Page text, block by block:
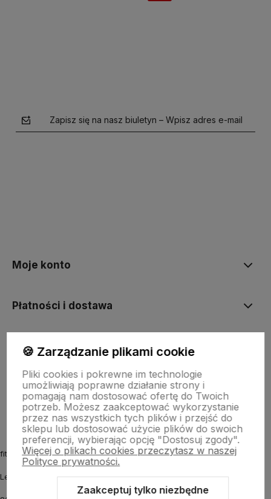
Zapisz się na nasz biuletyn – Wpisz adres e-mail
Moje konto
Płatności i dostawa
Informacje
O nas
fitmyhorse.pl Sklep jeździecki
Letnia 12
🍪 Zarządzanie plikami cookie
Pliki cookies i pokrewne im technologie
umożliwiają poprawne działanie strony i
pomagają nam dostosować ofertę do Twoich
potrzeb. Możesz zaakceptować wykorzystanie
przez nas wszystkich tych plików i przejść do
sklepu lub dostosować użycie plików do swoich
preferencji, wybierając opcję "Dostosuj zgody".
Więcej o plikach cookies przeczytasz w naszej
Polityce prywatności.
Zaakceptuj tylko niezbędne